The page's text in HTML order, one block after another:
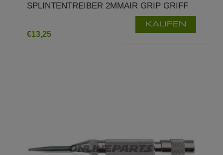
SPLINTENTREIBER 2MMAIR GRIP GRIFF
€13,25
KAUFEN